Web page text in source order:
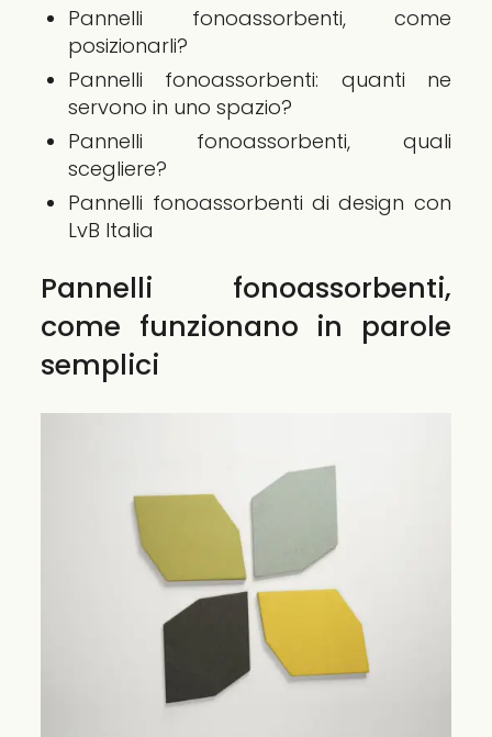
Pannelli fonoassorbenti, come
posizionarli?
Pannelli fonoassorbenti: quanti ne
servono in uno spazio?
Pannelli fonoassorbenti, quali
scegliere?
Pannelli fonoassorbenti di design con
LvB Italia
Pannelli fonoassorbenti,
come funzionano in parole
semplici